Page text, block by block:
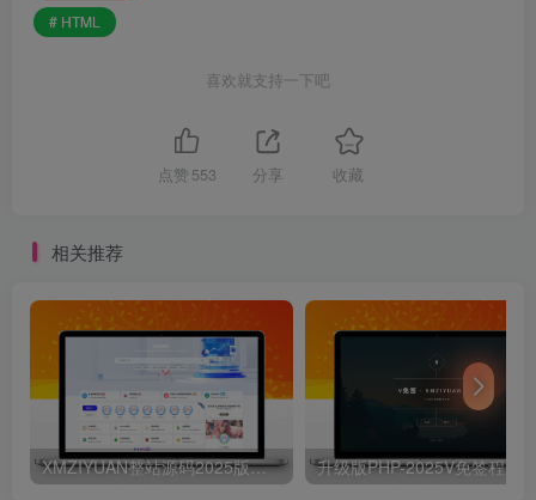
# HTML
喜欢就支持一下吧
点赞 553 分享 收藏
相关推荐
XMZIYUAN整站源码2025版带16000+整站资源